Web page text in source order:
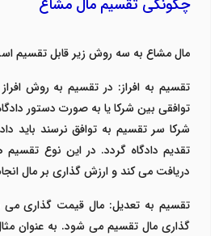
چگونگی تقسیم مال مشاع
مال مشاع به سه روش زیر قابل تقسیم
تقسیم به افراز: در تقسیم به روش
توافقی بین شرکا یا به صورت دستور
شرکا سر تقسیم به توافق نرسند باید
تقدیم دادگاه گردد. در این نوع
دریافت می کند و ارزش گذاری بر مال
تقسیم به تعدیل: مال قیمت گذاری
گذاری مال تقسیم می شود. به عنوان